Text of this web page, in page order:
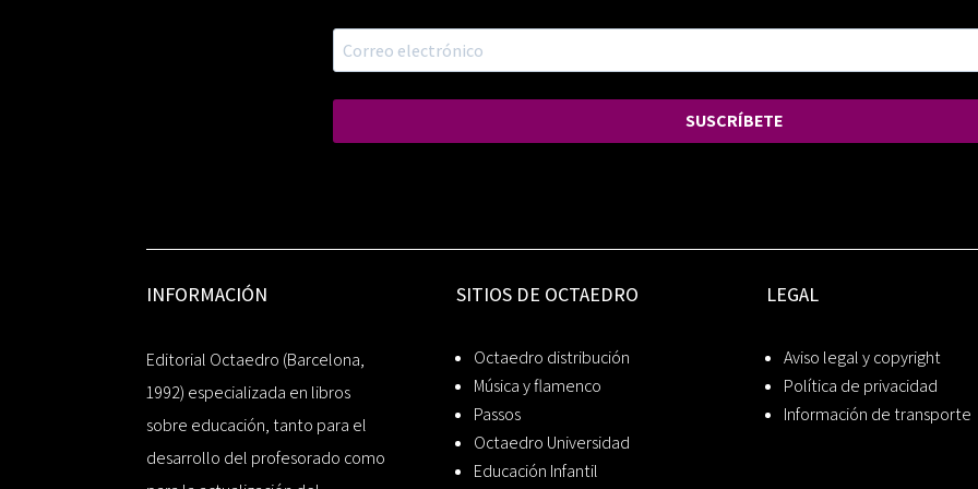
SUSCRÍBETE
INFORMACIÓN
Editorial Octaedro (Barcelona,
1992) especializada en libros
sobre educación, tanto para el
desarrollo del profesorado como
SITIOS DE OCTAEDRO
Octaedro distribución
Música y flamenco
Passos
Octaedro Universidad
Educación Infantil
LEGAL
Aviso legal y copyright
Política de privacidad
Información de transporte